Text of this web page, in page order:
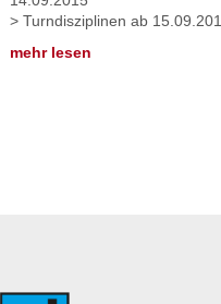
> Turndisziplinen ab
mehr lesen